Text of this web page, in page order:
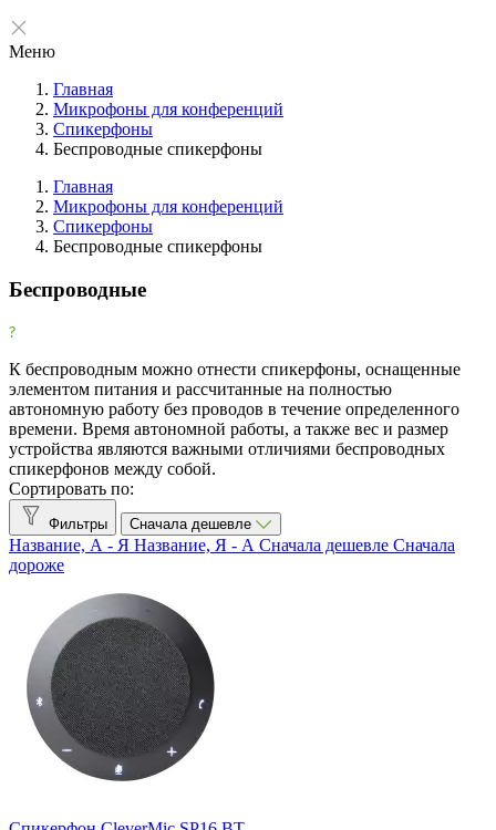
Меню
Главная
Микрофоны для конференций
Спикерфоны
Беспроводные спикерфоны
Фильтры
Фильтр
Товары со скидкой
Товары со скидкой 3
Рекомендованные бренды
clevermic BKR 0
Клеверкам
Клевермик 9
Все производители
Anker 1
Aver 1
Beyerdynamic 1
CleverMic 9
eMeet 6
Epos
1
Главная
Микрофоны для конференций
Спикерфоны
Беспроводные спикерфоны
Беспроводные
К беспроводным можно отнести спикерфоны, оснащенные
элементом питания и рассчитанные на полностью
автономную работу без проводов в течение определенного
времени. Время автономной работы, а также вес и размер
устройства являются важными отличиями беспроводных
спикерфонов между собой.
Сортировать по:
Фильтры Сначала дешевле
Название, А - Я Название, Я - А Сначала дешевле Сначала
дороже